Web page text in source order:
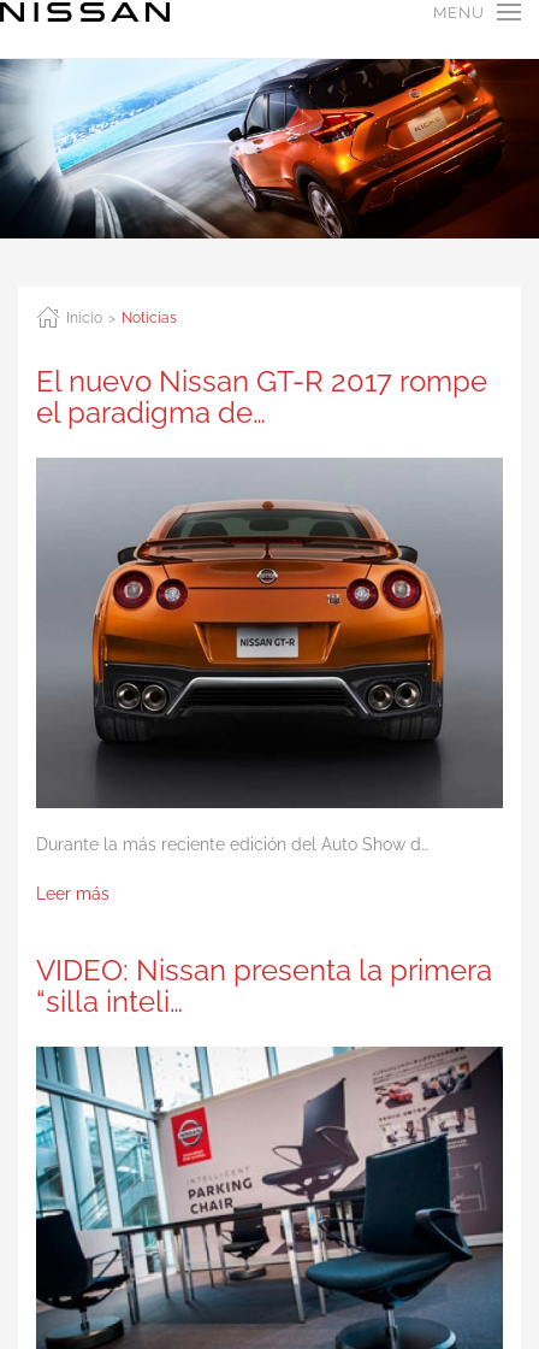
MENU
Inicio Noticias
El nuevo Nissan GT-R 2017 rompe
el paradigma de…
Durante la más reciente edición del Auto Show d…
Leer más
VIDEO: Nissan presenta la primera
“silla inteli…